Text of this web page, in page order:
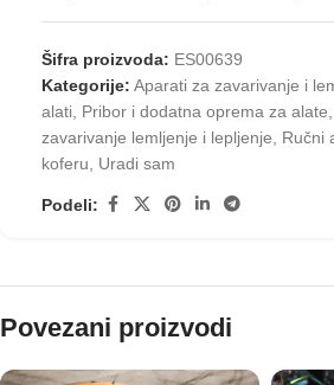
Šifra proizvoda: ES00639
Kategorije: Aparati za zavarivanje i
alati, Pribor i dodatna oprema za alate,
zavarivanje lemljenje i lepljenje, Ručni
koferu, Uradi sam
Podeli:
Povezani proizvodi